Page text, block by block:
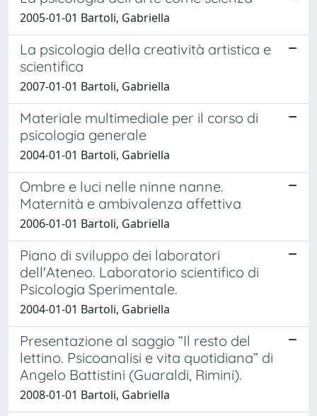
2005-01-01 Bartoli, Gabriella
La psicologia della creatività artistica e
scientifica
2007-01-01 Bartoli, Gabriella
Materiale multimediale per il corso di
psicologia generale
2004-01-01 Bartoli, Gabriella
Ombre e luci nelle ninne nanne.
Maternità e ambivalenza affettiva
2006-01-01 Bartoli, Gabriella
Piano di sviluppo dei laboratori
dell'Ateneo. Laboratorio scientifico di
Psicologia Sperimentale.
2004-01-01 Bartoli, Gabriella
Presentazione al saggio “Il resto del
lettino. Psicoanalisi e vita quotidiana” di
Angelo Battistini (Guaraldi, Rimini).
2008-01-01 Bartoli, Gabriella